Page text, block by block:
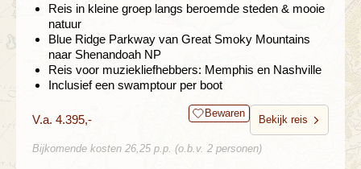
Reis in kleine groep langs beroemde steden & mooie
natuur
Blue Ridge Parkway van Great Smoky Mountains
naar Shenandoah NP
Reis voor muziekliefhebbers: Memphis en Nashville
Inclusief een swamptour per boot
V.a. 4.395,- Bewaren
Bekijk reis
Bijkomende kosten 26,25 p.p. (o.b.v. 2 personen)